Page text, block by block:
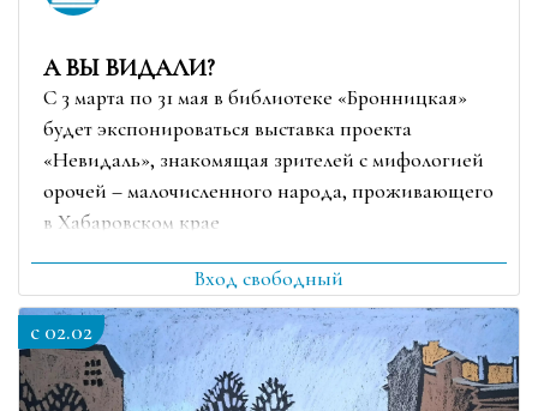
А ВЫ ВИДАЛИ?
С 3 марта по 31 мая в библиотеке «Бронницкая»
будет экспонироваться выставка проекта
«Невидаль», знакомящая зрителей с мифологией
орочей – малочисленного народа, проживающего
в Хабаровском крае
Вход свободный
c 02.02